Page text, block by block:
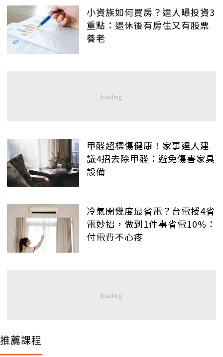
小資族如何買房？達人曝投資3
重點：退休後有房住又有股票
養老
甲醛超標傷健康！家事達人建
議4招去除甲醛：避免傷害家具
設備
冷氣開幾度最省電？台電授4省
電妙招，做到1件事省電10%：
付電費不心疼
推薦課程